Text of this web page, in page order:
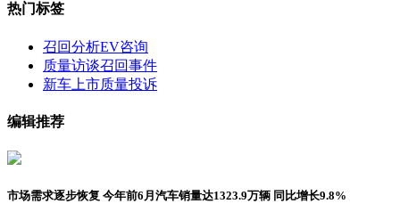
热门标签
召回分析EV咨询
质量访谈召回事件
新车上市质量投诉
编辑推荐
市场需求逐步恢复 今年前6月汽车销量达1323.9万辆 同比增长9.8%